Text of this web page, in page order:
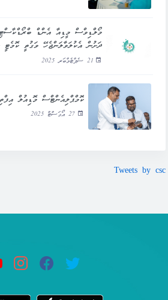
މޯލްޑިވްސް މީޑިއާ އެންޑް
ދަށުން އެކުލަވާލަންޖެހޭ ވަގުތީ ކޮމެޓީ އެކުލަވާލައިފި
21 ސެޕްޓެމްބަރ 2025
ކޮމްޕްލިއެންޓްސް މޮޑިއުލް
27 އޯގަސްޓް 2025
Tweets by csc